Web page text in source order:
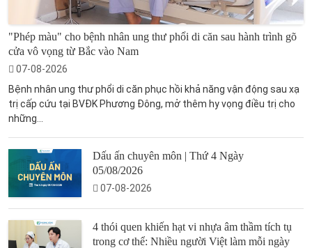
"Phép màu" cho bệnh nhân ung thư phổi di căn sau hành trình gõ
cửa vô vọng từ Bắc vào Nam
07-08-2026
Bệnh nhân ung thư phổi di căn phục hồi khả năng vận động sau xạ
trị cấp cứu tại BVĐK Phương Đông, mở thêm hy vọng điều trị cho
những...
Dấu ấn chuyên môn | Thứ 4 Ngày
05/08/2026
07-08-2026
4 thói quen khiến hạt vi nhựa âm thầm tích tụ
trong cơ thể: Nhiều người Việt làm mỗi ngày